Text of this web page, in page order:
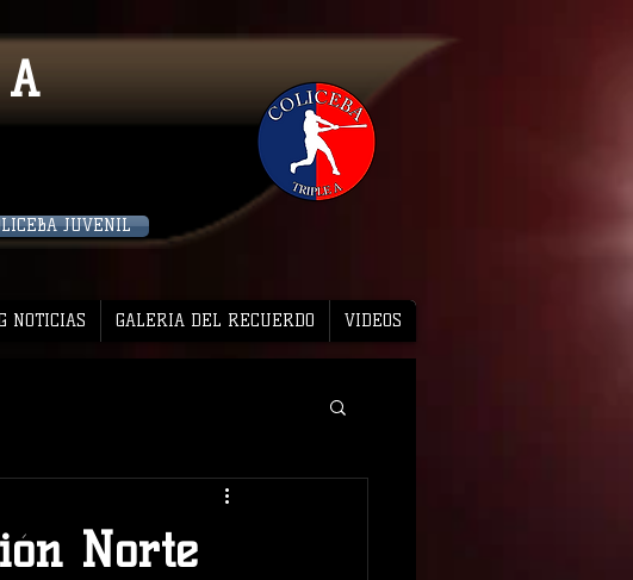
JUVENIL
NOTICIAS GALERIA DEL RECUERDO VIDEOS
Norte